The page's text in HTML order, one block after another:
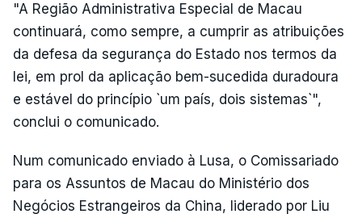
"A Região Administrativa Especial de Macau
continuará, como sempre, a cumprir as atribuições
da defesa da segurança do Estado nos termos da
lei, em prol da aplicação bem-sucedida duradoura
e estável do princípio `um país, dois sistemas`",
conclui o comunicado.
Num comunicado enviado à Lusa, o Comissariado
para os Assuntos de Macau do Ministério dos
Negócios Estrangeiros da China, liderado por Liu